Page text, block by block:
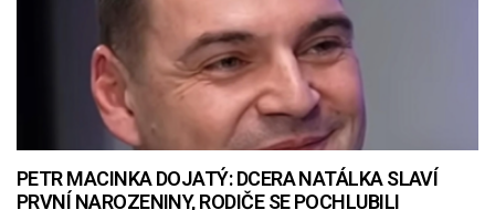
PETR MACINKA DOJATÝ: DCERA NATÁLKA SLAVÍ
PRVNÍ NAROZENINY, RODIČE SE POCHLUBILI